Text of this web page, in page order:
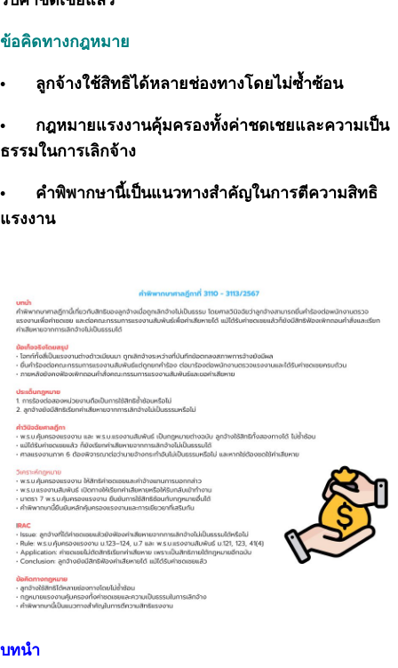
ข้อคิดทางกฎหมาย
• ลูกจ้างใช้สิทธิได้หลายช่องทางโดยไม่ซ้ำซ้อน
•
กฎหมายแรงงานคุ้มครองทั้งค่าชดเชยและความเป็น
ธรรมในการเลิกจ้าง
•
คำพิพากษานี้เป็นแนวทางสำคัญในการตีความสิทธิ
แรงงาน
บทนำ